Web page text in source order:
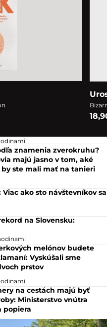
znamenia zverokruhu?
majú jasno v tom, aké
ste mali mať na tanieri
ako sto návštevníkov sa
na Slovensku:
melónov budete
Vyskúšali sme
prstov
na cestách majú byť
Ministerstvo vnútra
popiera